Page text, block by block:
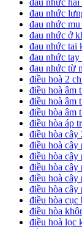
đau nhức hai
đau nhức
đau nhức mu
đau nhức ở
đau nhức tai
đau nhức tay
đau nhức từ
điều hoà 2
điều hoà âm
điều hoà âm
điều hòa âm
điều hòa áp
điều hòa cây
điều hoà cây
điều hòa cây
điều hòa cây
điều hoà cây
điều hòa cây
điều hòa cục
điều hòa
điều hoà lọc